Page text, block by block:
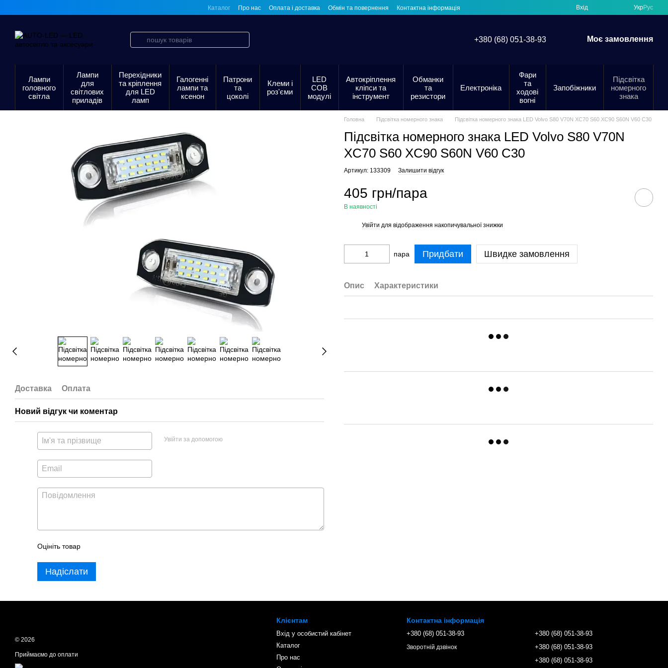
Каталог Про нас Оплата і доставка Обмін та повернення Контактна інформація Вхід УкрРус
+380 (68) 051-38-93 Моє замовлення
Лампи
головного
світла
Лампи
для
світлових
приладів
Перехідники
та кріплення
для LED
ламп
Галогенні
лампи та
ксенон
Патрони
та
цоколі
Клеми і
роз'єми
LED
COB
модулі
Автокріплення
кліпси та
інструмент
Обманки
та
резистори
Електроніка
Фари
та
ходові
вогні
Запобіжники
Підсвітка
номерного
знака
Доставка Оплата
Новий відгук чи коментар
Увійти за допомогою
Оцініть товар
Надіслати
Головна Підсвітка номерного знака Підсвітка номерного знака LED Volvo S80 V70N XC70 S60 XC90 S60N V60 C30
Підсвітка номерного знака LED Volvo S80 V70N
XC70 S60 XC90 S60N V60 C30
Артикул: 133309 Залишити відгук
405 грн/пара
В наявності
Увійти для відображення накопичувальної знижки
пара Придбати Швидке замовлення
Опис Характеристики
© 2026
Приймаємо до оплати
Клієнтам
Вхід у особистий кабінет
Каталог
Про нас
Контактна інформація
+380 (68) 051-38-93
Зворотній дзвінок
+380 (68) 051-38-93
+380 (68) 051-38-93
+380 (68) 051-38-93